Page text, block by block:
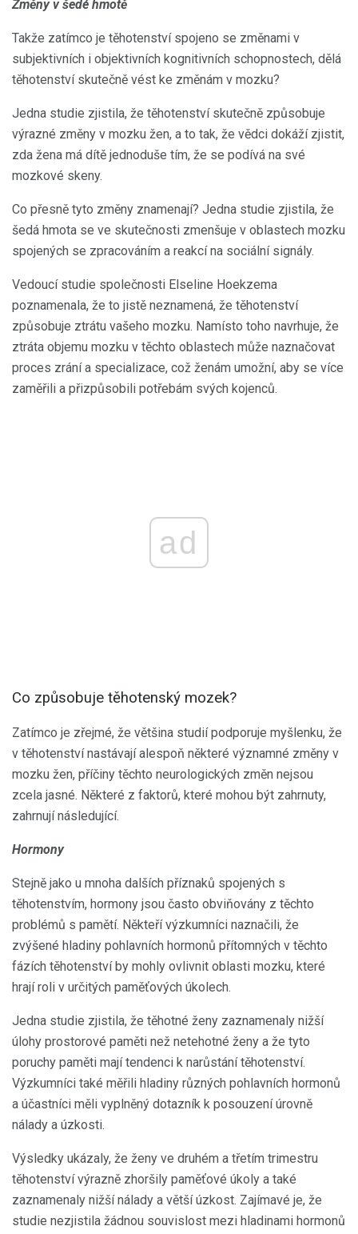
Změny v šedé hmotě
Takže zatímco je těhotenství spojeno se změnami v
subjektivních i objektivních kognitivních schopnostech, dělá
těhotenství skutečně vést ke změnám v mozku?
Jedna studie zjistila, že těhotenství skutečně způsobuje
výrazné změny v mozku žen, a to tak, že vědci dokáží zjistit,
zda žena má dítě jednoduše tím, že se podívá na své
mozkové skeny.
Co přesně tyto změny znamenají? Jedna studie zjistila, že
šedá hmota se ve skutečnosti zmenšuje v oblastech mozku
spojených se zpracováním a reakcí na sociální signály.
Vedoucí studie společnosti Elseline Hoekzema
poznamenala, že to jistě neznamená, že těhotenství
způsobuje ztrátu vašeho mozku. Namísto toho navrhuje, že
ztráta objemu mozku v těchto oblastech může naznačovat
proces zrání a specializace, což ženám umožní, aby se více
zaměřili a přizpůsobili potřebám svých kojenců.
ad
Co způsobuje těhotenský mozek?
Zatímco je zřejmé, že většina studií podporuje myšlenku, že
v těhotenství nastávají alespoň některé významné změny v
mozku žen, příčiny těchto neurologických změn nejsou
zcela jasné. Některé z faktorů, které mohou být zahrnuty,
zahrnují následující.
Hormony
Stejně jako u mnoha dalších příznaků spojených s
těhotenstvím, hormony jsou často obviňovány z těchto
problémů s pamětí. Někteří výzkumníci naznačili, že
zvýšené hladiny pohlavních hormonů přítomných v těchto
fázích těhotenství by mohly ovlivnit oblasti mozku, které
hrají roli v určitých paměťových úkolech.
Jedna studie zjistila, že těhotné ženy zaznamenaly nižší
úlohy prostorové paměti než netehotné ženy a že tyto
poruchy paměti mají tendenci k narůstání těhotenství.
Výzkumníci také měřili hladiny různých pohlavních hormonů
a účastníci měli vyplněný dotazník k posouzení úrovně
nálady a úzkosti.
Výsledky ukázaly, že ženy ve druhém a třetím trimestru
těhotenství výrazně zhoršily paměťové úkoly a také
zaznamenaly nižší nálady a větší úzkost. Zajímavé je, že
studie nezjistila žádnou souvislost mezi hladinami hormonů